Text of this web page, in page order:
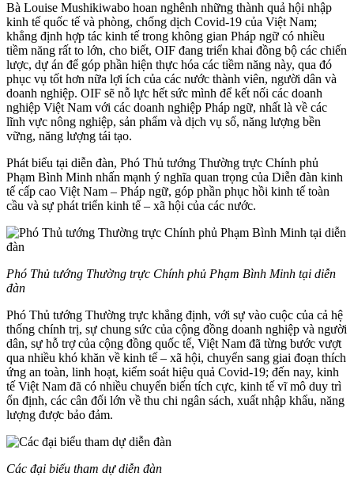
Bà Louise Mushikiwabo hoan nghênh những thành quả hội nhập
kinh tế quốc tế và phòng, chống dịch Covid-19 của Việt Nam;
khẳng định hợp tác kinh tế trong không gian Pháp ngữ có nhiều
tiềm năng rất to lớn, cho biết, OIF đang triển khai đồng bộ các chiến
lược, dự án để góp phần hiện thực hóa các tiềm năng này, qua đó
phục vụ tốt hơn nữa lợi ích của các nước thành viên, người dân và
doanh nghiệp. OIF sẽ nỗ lực hết sức mình để kết nối các doanh
nghiệp Việt Nam với các doanh nghiệp Pháp ngữ, nhất là về các
lĩnh vực nông nghiệp, sản phẩm và dịch vụ số, năng lượng bền
vững, năng lượng tái tạo.
Phát biểu tại diễn đàn, Phó Thủ tướng Thường trực Chính phủ
Phạm Bình Minh nhấn mạnh ý nghĩa quan trọng của Diễn đàn kinh
tế cấp cao Việt Nam – Pháp ngữ, góp phần phục hồi kinh tế toàn
cầu và sự phát triển kinh tế – xã hội của các nước.
Phó Thủ tướng Thường trực Chính phủ Phạm Bình Minh tại diễn
đàn
Phó Thủ tướng Thường trực khẳng định, với sự vào cuộc của cả hệ
thống chính trị, sự chung sức của cộng đồng doanh nghiệp và người
dân, sự hỗ trợ của cộng đồng quốc tế, Việt Nam đã từng bước vượt
qua nhiều khó khăn về kinh tế – xã hội, chuyển sang giai đoạn thích
ứng an toàn, linh hoạt, kiểm soát hiệu quả Covid-19; đến nay, kinh
tế Việt Nam đã có nhiều chuyển biến tích cực, kinh tế vĩ mô duy trì
ổn định, các cân đối lớn về thu chi ngân sách, xuất nhập khẩu, năng
lượng được bảo đảm.
Các đại biểu tham dự diễn đàn